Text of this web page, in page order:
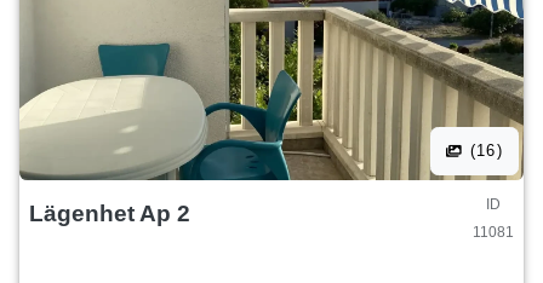
(16)
Lägenhet Ap 2
ID
11081